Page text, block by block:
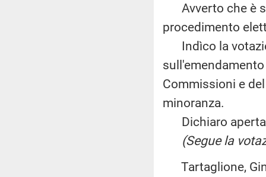
Avverto che è
procedimento
Indìco la
Commissioni e
minoranza.
Dichiaro aperta
(Segue la
Tartaglione,